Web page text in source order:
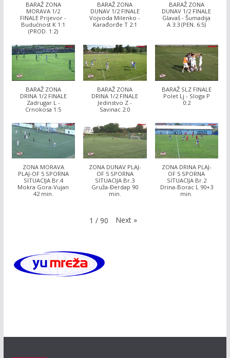
BARAŽ ZONA
MORAVA 1/2
FINALE Prijevor -
Budućnost K 1:1
(PROD. 1:2)
BARAŽ ZONA
DUNAV 1/2 FINALE
Vojvoda Milenko -
Karađorđe T 2:1
BARAŽ ZONA
DUNAV 1/2 FINALE
Glavaš - Šumadija
A 3:3 (PEN. 6:5)
BARAŽ ZONA
DRINA 1/2 FINALE
Zadrugar L -
Crnokosa 1:5
BARAŽ ZONA
DRINA 1/2 FINALE
Jedinstvo Z -
Savinac 2:0
BARAŽ SLZ FINALE
Polet Lj - Sloga P
0:2
ZONA MORAVA
PLAJ-OF 5 SPORNA
SITUACIJA Br.4
Mokra Gora-Vujan
42 min.
ZONA DUNAV PLAJ-
OF 5 SPORNA
SITUACIJA Br.3
Gruža-Đerdap 90
min.
ZONA DRINA PLAJ-
OF 5 SPORNA
SITUACIJA Br.2
Drina-Borac L 90+3
min.
1 / 90 Next »